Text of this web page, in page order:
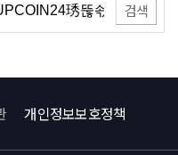
검색
개인정보보호정책